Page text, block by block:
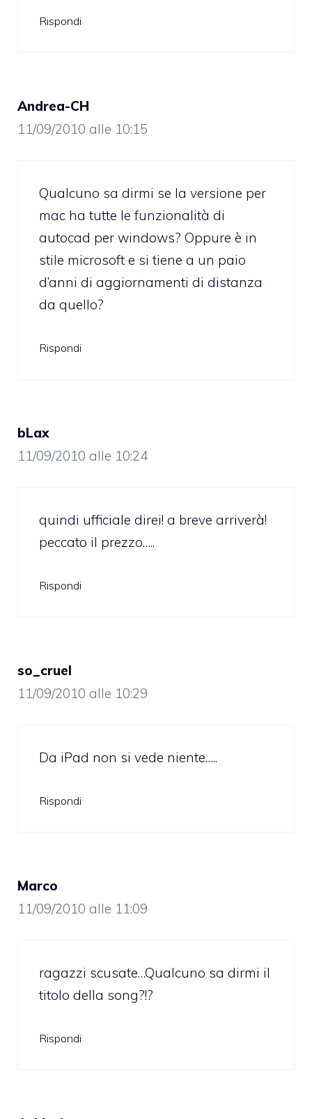
Rispondi
Andrea-CH
11/09/2010 alle 10:15
Qualcuno sa dirmi se la versione per
mac ha tutte le funzionalità di
autocad per windows? Oppure è in
stile microsoft e si tiene a un paio
d’anni di aggiornamenti di distanza
da quello?
Rispondi
bLax
11/09/2010 alle 10:24
quindi ufficiale direi! a breve arriverà!
peccato il prezzo…..
Rispondi
so_cruel
11/09/2010 alle 10:29
Da iPad non si vede niente…..
Rispondi
Marco
11/09/2010 alle 11:09
ragazzi scusate…Qualcuno sa dirmi il
titolo della song?!?
Rispondi